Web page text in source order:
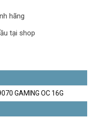
hãng
tại shop
GAMING OC 16G